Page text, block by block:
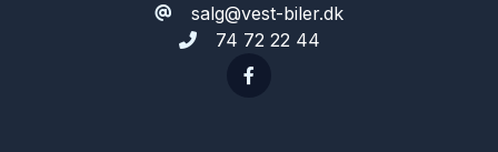
salg@vest-biler.dk
74 72 22 44